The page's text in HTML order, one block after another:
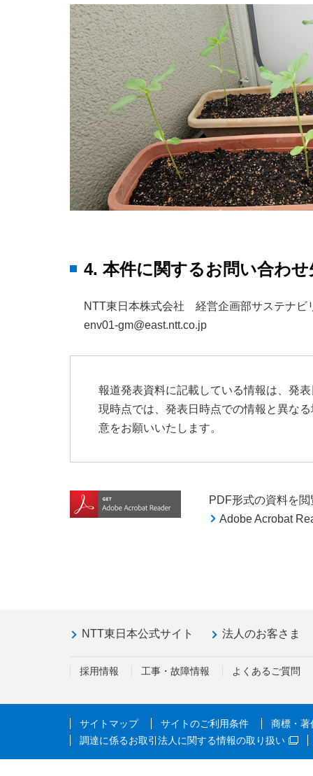
4. 本件に関するお問い合わせ
NTT東日本株式会社 経営企画部サステナビ
env01-gm@east.ntt.co.jp
報道発表資料に記載している情報は、発
現時点では、発表日時点での情報と異な
意をお願いいたします。
PDF形式の資料を
Adobe Acrobat
NTT東日本公式サイト 法人のお客さま
採用情報 工事・故障情報 よくあるご質問
サイトマップ サイトのご利用条件
商標・著
調達に係るお取引法人に関する情報の取り扱い